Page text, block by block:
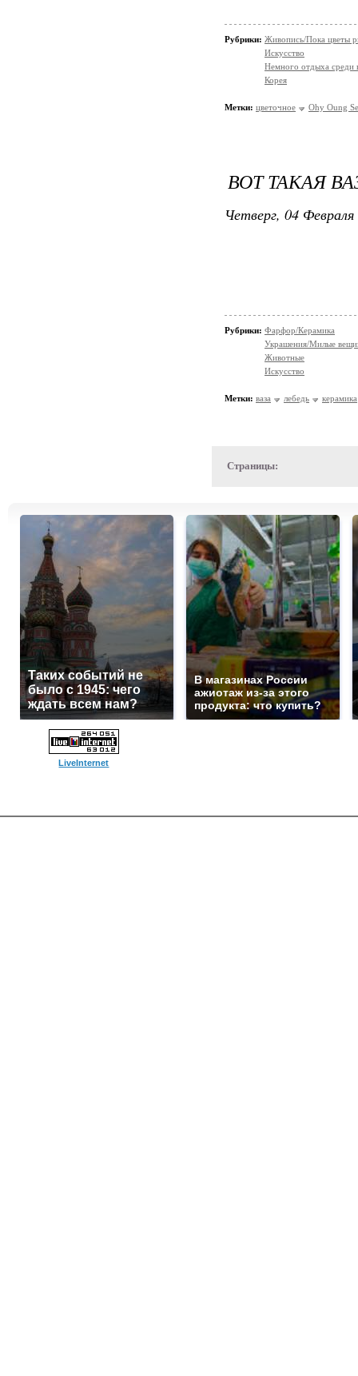
Рубрики: Живопись/Пока цветы
Искусство
Немного отдыха среди
Корея
Метки: цветочное Ohy Oung
ВОТ ТАКАЯ
Четверг, 04
Рубрики: Фарфор/Керамика
Украшения/Милые
Животные
Искусство
Метки: ваза лебедь керамика
Страницы:
Таких событий не
было с 1945: чего
ждать всем нам?
В магазинах России
ажиотаж из-за этого
продукта: что купить?
LiveInternet